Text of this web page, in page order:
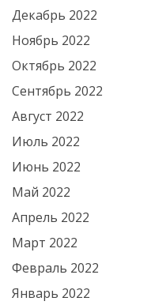
Декабрь 2022
Ноябрь 2022
Октябрь 2022
Сентябрь 2022
Август 2022
Июль 2022
Июнь 2022
Май 2022
Апрель 2022
Март 2022
Февраль 2022
Январь 2022